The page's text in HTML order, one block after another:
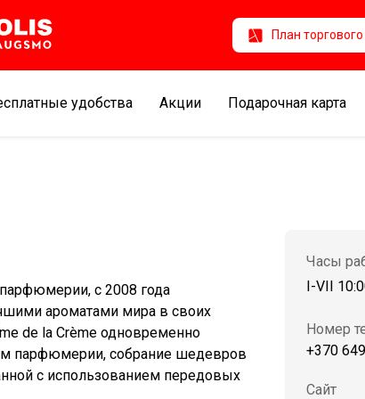
План
удобства Aкции Подарочная карта
с 2008 года
ароматами мира в своих
de la Crème одновременно
парфюмерии, собрание шедевров
с использованием передовых
Часы
I-VII
Номер
+370
Сайт